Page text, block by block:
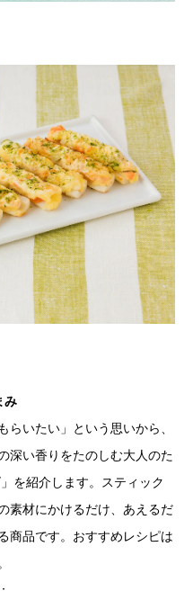
み
らいたい」という思いから、
深い香りをたのしむ大人のた
を紹介します。スティック
素材にかけるだけ、あえるだ
商品です。おすすめレシピは